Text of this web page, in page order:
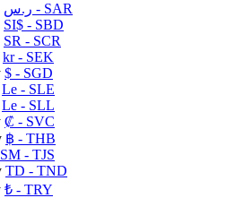
ر.س - SAR
SI$ - SBD
SR - SCR
kr- SEK
$ - SGD
Le - SLE
Le - SLL
₡ - SVC
฿ - THB
ЅМ - TJS
TD - TND
₺ - TRY